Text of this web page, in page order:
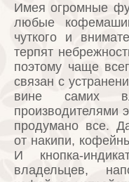
Имея огромные
любые
чуткого и
терпят
поэтому чаще
связан с
вине самих
производителями
продумано все.
от накипи,
И кнопка-
владельцев,